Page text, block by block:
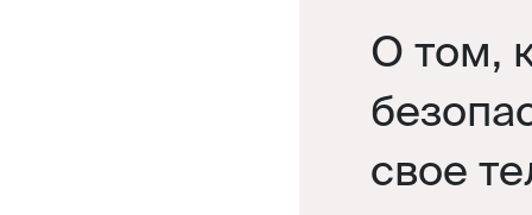
О том,
свое